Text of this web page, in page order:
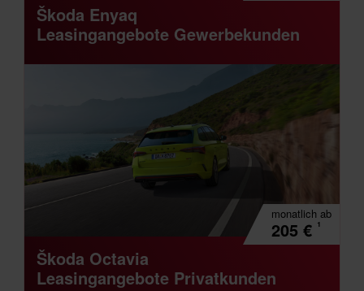
Škoda Enyaq
Leasingangebote Gewerbekunden
monatlich ab
205 € ¹
Škoda Octavia
Leasingangebote Privatkunden